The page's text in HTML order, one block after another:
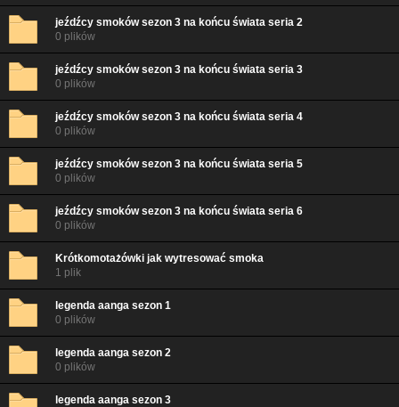
jeźdźcy smoków sezon 3 na końcu świata seria 2
0 plików
jeźdźcy smoków sezon 3 na końcu świata seria 3
0 plików
jeźdźcy smoków sezon 3 na końcu świata seria 4
0 plików
jeźdźcy smoków sezon 3 na końcu świata seria 5
0 plików
jeźdźcy smoków sezon 3 na końcu świata seria 6
0 plików
Krótkomotażówki jak wytresować smoka
1 plik
legenda aanga sezon 1
0 plików
legenda aanga sezon 2
0 plików
legenda aanga sezon 3